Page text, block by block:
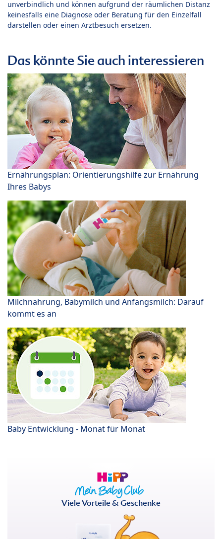
unverbindlich und können aufgrund der räumlichen Distanz
keinesfalls eine Diagnose oder Beratung für den Einzelfall
darstellen oder einen Arztbesuch ersetzen.
Das könnte Sie auch interessieren
Ernährungsplan: Orientierungshilfe zur Ernährung
Ihres Babys
Milchnahrung, Babymilch und Anfangsmilch: Darauf
kommt es an
Baby Entwicklung - Monat für Monat
Viele Vorteile & Geschenke